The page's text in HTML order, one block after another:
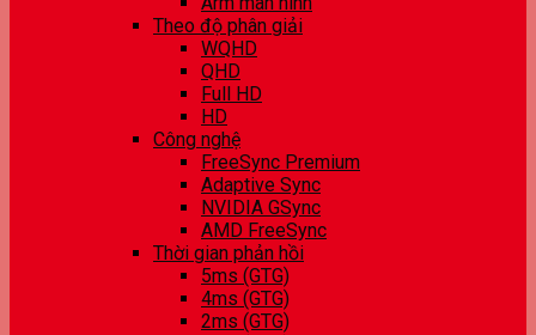
Theo độ phân giải
WQHD
QHD
Full HD
HD
Công nghệ
FreeSync Premium
Adaptive Sync
NVIDIA GSync
AMD FreeSync
Thời gian phản hồi
5ms (GTG)
4ms (GTG)
2ms (GTG)